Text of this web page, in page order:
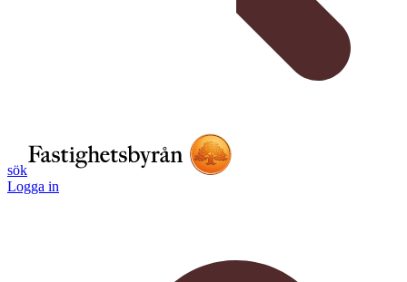
sök
Logga in